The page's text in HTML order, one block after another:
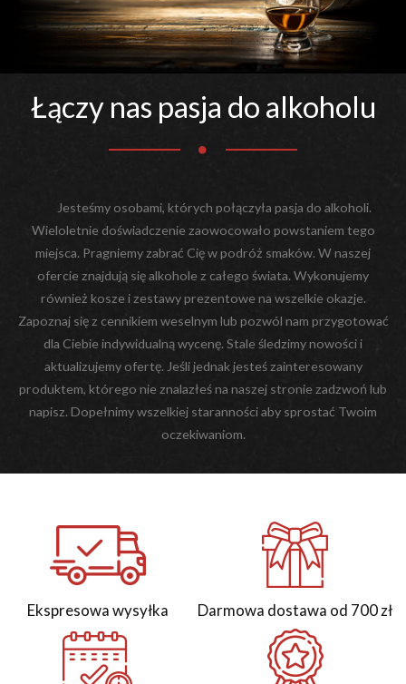
Łączy nas pasja do alkoholu
Jesteśmy osobami, których połączyła pasja do alkoholi.
Wieloletnie doświadczenie zaowocowało powstaniem tego
miejsca. Pragniemy zabrać Cię w podróż smaków. W naszej
ofercie znajdują się alkohole z całego świata. Wykonujemy
również kosze i zestawy prezentowe na wszelkie okazje.
Zapoznaj się z cennikiem weselnym lub pozwól nam przygotować
dla Ciebie indywidualną wycenę. Stale śledzimy nowości i
aktualizujemy ofertę. Jeśli jednak jesteś zainteresowany
produktem, którego nie znalazłeś na naszej stronie zadzwoń lub
napisz. Dopełnimy wszelkiej staranności aby sprostać Twoim
oczekiwaniom.
Ekspresowa wysyłka Darmowa dostawa od 700 zł